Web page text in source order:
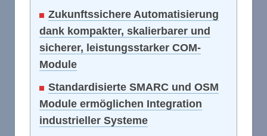
Zukunftssichere Automatisierung
dank kompakter, skalierbarer und
sicherer, leistungsstarker COM-
Module
Standardisierte SMARC und OSM
Module ermöglichen Integration
industrieller Systeme